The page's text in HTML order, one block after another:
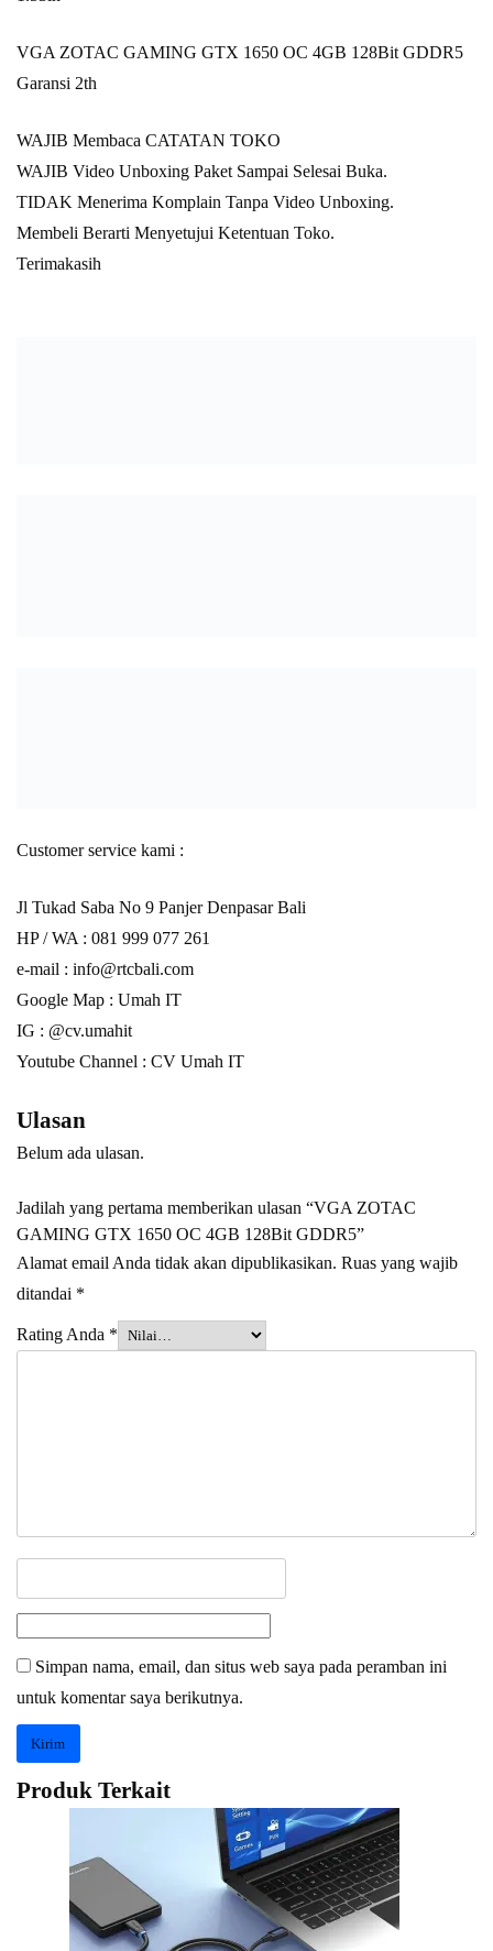
VGA ZOTAC GAMING GTX 1650 OC 4GB 128Bit GDDR5
Garansi 2th
WAJIB Membaca CATATAN TOKO
WAJIB Video Unboxing Paket Sampai Selesai Buka.
TIDAK Menerima Komplain Tanpa Video Unboxing.
Membeli Berarti Menyetujui Ketentuan Toko.
Terimakasih
Customer service kami :
Jl Tukad Saba No 9 Panjer Denpasar Bali
HP / WA : 081 999 077 261
e-mail : info@rtcbali.com
Google Map : Umah IT
IG : @cv.umahit
Youtube Channel : CV Umah IT
Ulasan
Belum ada ulasan.
Jadilah yang pertama memberikan ulasan “VGA ZOTAC
GAMING GTX 1650 OC 4GB 128Bit GDDR5”
Alamat email Anda tidak akan dipublikasikan. Ruas yang wajib
ditandai *
Rating Anda *
Simpan nama, email, dan situs web saya pada peramban ini
untuk komentar saya berikutnya.
Produk Terkait